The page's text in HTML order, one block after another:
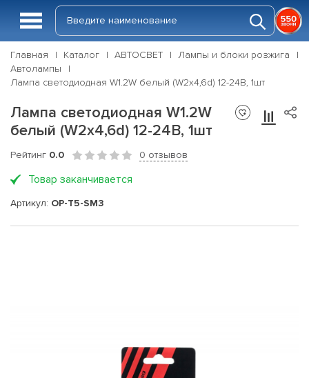
Главная Каталог АВТОСВЕТ
Лампы и блоки розжига
Автолампы
Лампа светодиодная W1.2W белый (W2x4,6d) 12-24В, 1шт
Лампа светодиодная W1.2W
белый (W2x4,6d) 12-24В, 1шт
Рейтинг 0.0 0 отзывов
Товар заканчивается
Артикул: OP-T5-SM3